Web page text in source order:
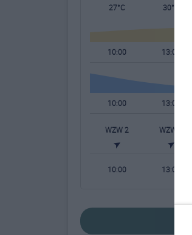
27°C 30°C
10:00 13:00
10:00 13:00
WZW 2 WZW 2
10:00 13:00